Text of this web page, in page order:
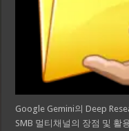
Google Gemini의 Deep
SMB 멀티채널의 장점 및 활